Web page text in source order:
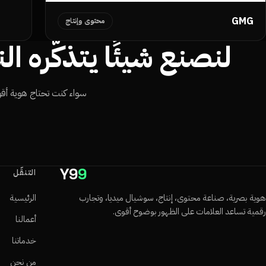
GMG محتوى وإنتاج
لنصنع شيئًا يتذكّره
سواء كنت تحتاج هوية
Y99
هوية بصرية، صناعة محتوى، إنتاج، سوشيال ميديا، وتجارب
رقمية تساعد العلامات على الظهور بوضوح أقوى.
التنقّل
الرئيسية
أعمالنا
خدماتنا
من نحن